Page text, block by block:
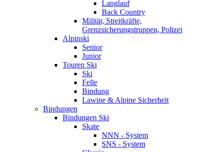
Langlauf
Back Country
Militär, Streitkräfte,
Grenzsicherungstruppen, Polizei
Alpinski
Senior
Junior
Touren Ski
Ski
Felle
Bindung
Lawine & Alpine Sicherheit
Bindungen
Bindungen Ski
Skate
NNN - System
SNS - System